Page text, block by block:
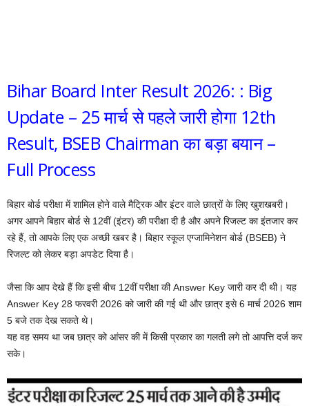
Bihar Board Inter Result 2026: : Big
Update – 25 मार्च से पहले जारी होगा 12th
Result, BSEB Chairman का बड़ा बयान –
Full Process
बिहार बोर्ड परीक्षा में शामिल होने वाले मैट्रिक और इंटर वाले छात्रों के लिए खुशखबरी।
अगर आपने बिहार बोर्ड से 12वीं (इंटर) की परीक्षा दी है और अपने रिजल्ट का इंतजार कर
रहे हैं, तो आपके लिए एक अच्छी खबर है। बिहार स्कूल एग्जामिनेशन बोर्ड (BSEB) ने
रिजल्ट को लेकर बड़ा अपडेट दिया है।
जैसा कि आप देखे हैं कि इसी बीच 12वीं परीक्षा की Answer Key जारी कर दी थी। यह
Answer Key 28 फरवरी 2026 को जारी की गई थी और छात्र इसे 6 मार्च 2026 शाम
5 बजे तक देख सकते थे।
यह वह समय था जब छात्र को आंसर की में किसी प्रकार का गलती लगे तो आपत्ति दर्ज कर
सके।